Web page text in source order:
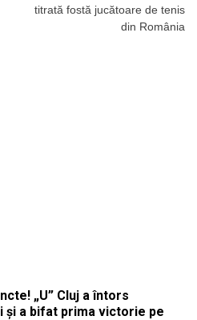
titrată fostă jucătoare de tenis
din România
„U” Cluj a întors
și a bifat prima victorie pe